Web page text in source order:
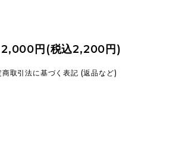
2,000円(税込2,200円)
商取引法に基づく表記 (返品など)